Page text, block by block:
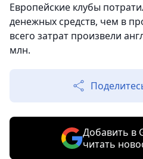
Европейские клубы
денежных средств, чем в
всего затрат произвели
млн.
Добавить в
читать